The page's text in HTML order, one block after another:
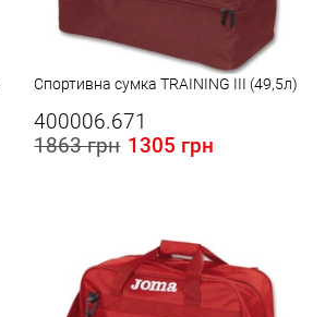
Спортивна сумка TRAINING III (49,5л)
400006.671
1863 грн 1305 грн